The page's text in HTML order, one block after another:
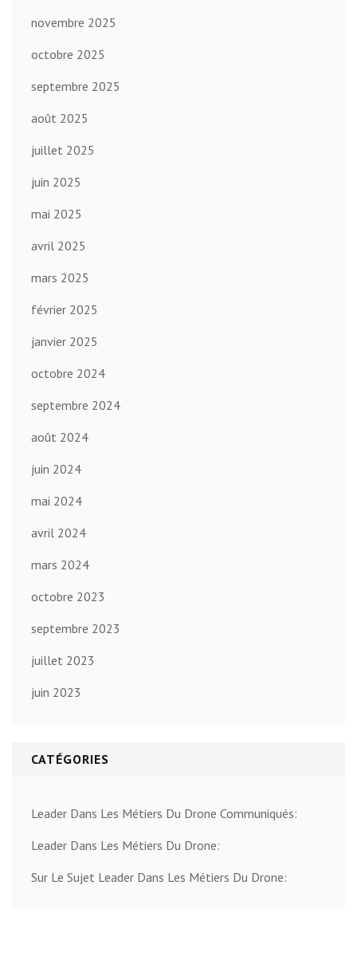
novembre 2025
octobre 2025
septembre 2025
août 2025
juillet 2025
juin 2025
mai 2025
avril 2025
mars 2025
février 2025
janvier 2025
octobre 2024
septembre 2024
août 2024
juin 2024
mai 2024
avril 2024
mars 2024
octobre 2023
septembre 2023
juillet 2023
juin 2023
CATÉGORIES
Leader Dans Les Métiers Du Drone Communiqués:
Leader Dans Les Métiers Du Drone:
Sur Le Sujet Leader Dans Les Métiers Du Drone: